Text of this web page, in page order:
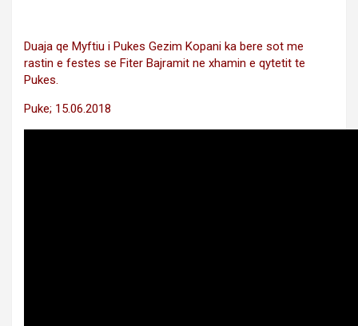
Duaja qe Myftiu i Pukes Gezim Kopani ka bere sot me
rastin e festes se Fiter Bajramit ne xhamin e qytetit te
Pukes.
Puke; 15.06.2018